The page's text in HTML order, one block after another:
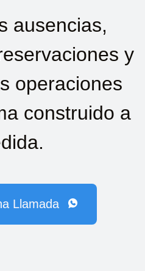
ausencias,
y
operaciones
construido a
Llamada